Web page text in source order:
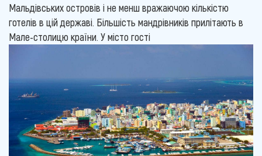
Мальдівських островів і не менш вражаючою кількістю
готелів в цій державі. Більшість мандрівників прилітають в
Мале-столицю країни. У місто гості